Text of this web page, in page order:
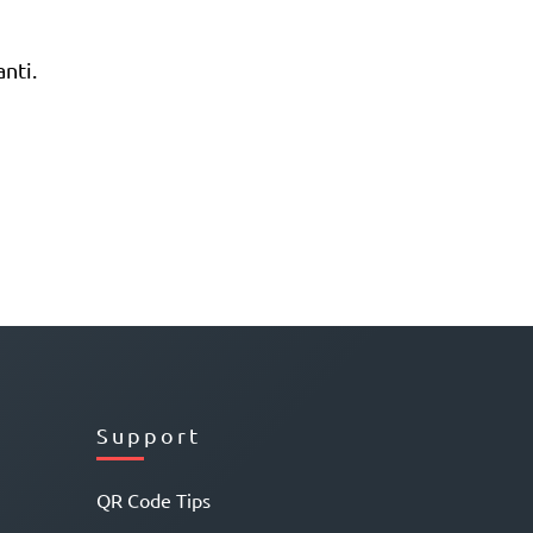
Support
QR Code Tips